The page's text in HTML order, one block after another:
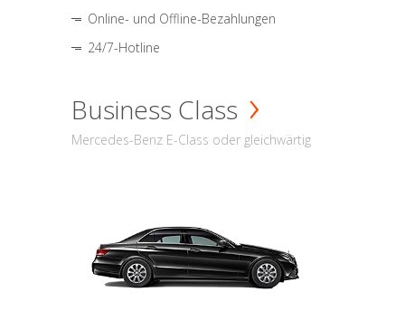
Online- und Offline-Bezahlungen
24/7-Hotline
Business Class
Mercedes-Benz E-Class oder gleichwärtig